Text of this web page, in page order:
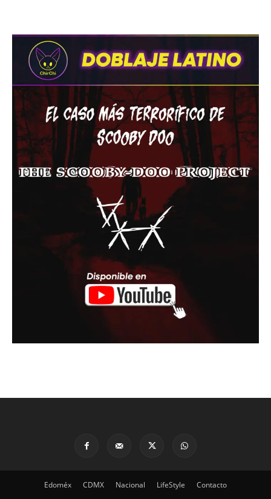
Edoméx CDMX Nacional LifeStyle Contacto